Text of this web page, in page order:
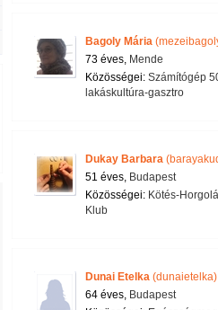
Bagoly Mária
73 éves, Mende
Közösségei: Számítógép
lakáskultúra-gasztro
Dukay Barbara
51 éves, Budapest
Közösségei: Kötés-
Klub
Dunai Etelka (dunaietelka)
64 éves, Budapest